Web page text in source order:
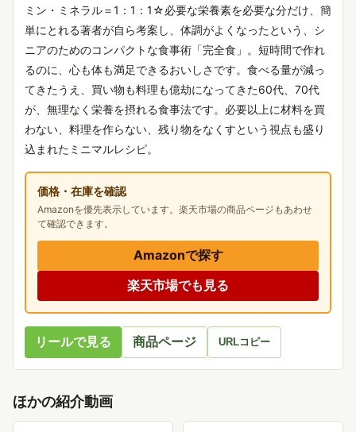
ミン・ミネラル＝1：1：1☆必要な栄養素を必要な分だけ、簡
単にとれる著者が自ら考案し、体調がよくなったという、シ
ニアのためのコンパクトな食事術「完全食」。短時間で作れ
るのに、心も体も満足できるおいしさです。食べる量が減っ
てきたうえ、買い物も料理も億劫になってきた60代、70代
が、無理なく栄養を摂れる食事法です。必要以上に材料を買
わない、料理を作らない、残り物をなくすという視点も盛り
込まれたミニマルレシピ。
価格・在庫を確認
Amazonを優先表示しています。楽天市場の商品ページもあわせ
て確認できます。
Amazonで探す
楽天市場でも見る
リールで見る 商品ページ URLコピー
ほかの紹介動画